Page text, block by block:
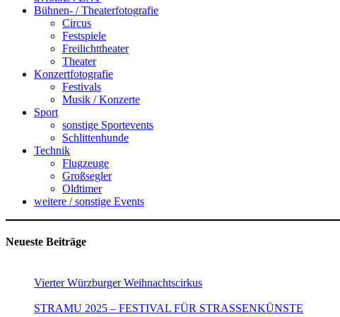
Bühnen- / Theaterfotografie
Circus
Festspiele
Freilichttheater
Theater
Konzertfotografie
Festivals
Musik / Konzerte
Sport
sonstige Sportevents
Schlittenhunde
Technik
Flugzeuge
Großsegler
Oldtimer
weitere / sonstige Events
Neueste Beiträge
Vierter Würzburger Weihnachtscirkus
STRAMU 2025 – FESTIVAL FÜR STRASSENKÜNSTE